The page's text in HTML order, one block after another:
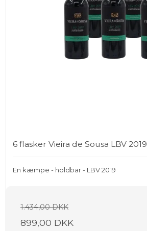
6 flasker Vieira de Sousa LBV 2019
En kæmpe - holdbar - LBV 2019
1.434,00 DKK
899,00 DKK